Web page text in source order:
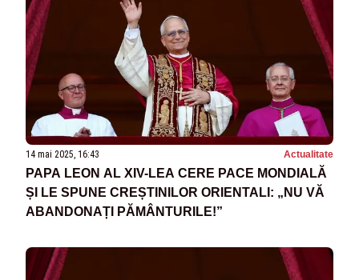
14 mai 2025, 16:43 Actualitate
PAPA LEON AL XIV-LEA CERE PACE MONDIALĂ
ȘI LE SPUNE CREȘTINILOR ORIENTALI: „NU VĂ
ABANDONAȚI PĂMÂNTURILE!”